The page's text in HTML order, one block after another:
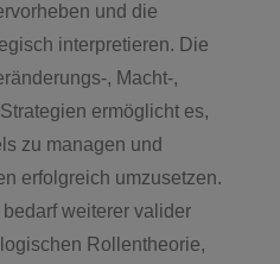
und die
interpretieren. Die
, Macht-,
ermöglicht es,
zu managen und
erfolgreich umzusetzen.
weiterer valider
Rollentheorie,